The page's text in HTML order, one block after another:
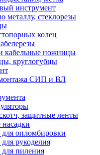
инструмент
стеклорезы
колец
кабельные ножницы
круглогубцы
СИП и ВЛ
защитные ленты
опломбировки
рукоделия
пиления